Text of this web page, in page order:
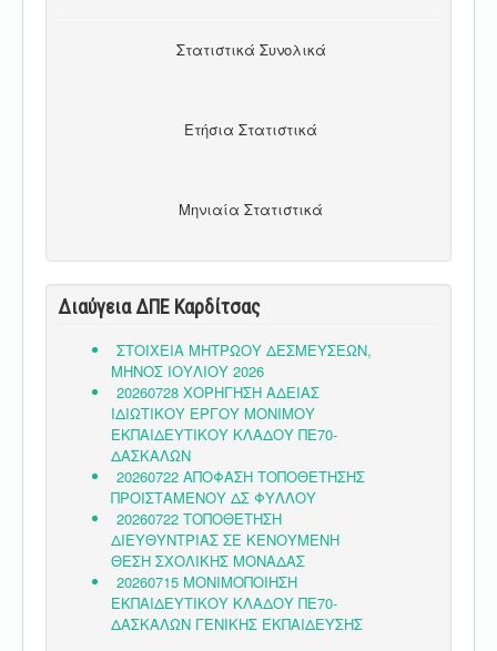
Στατιστικά Συνολικά
Ετήσια Στατιστικά
Μηνιαία Στατιστικά
Διαύγεια ΔΠΕ Καρδίτσας